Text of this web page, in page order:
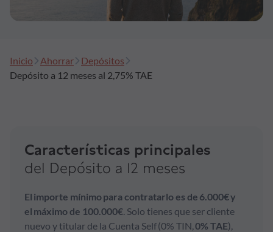
Inicio Ahorrar
Depósitos
Depósito a 12 meses al 2,75% TAE
Características principales
del Depósito a 12 meses
El importe mínimo para contratarlo es de 6.000€ y
el máximo de 100.000€. Solo tienes que ser cliente
nuevo y titular de la Cuenta Self (0% TIN,0% TAE),